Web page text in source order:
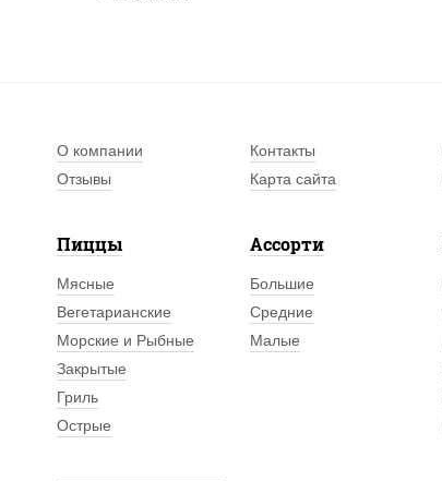
О компании Контакты
Отзывы
Карта сайта
Пиццы
Мясные
Вегетарианские
Морские и Рыбные
Закрытые
Гриль
Острые
Ассорти
Большие
Средние
Малые